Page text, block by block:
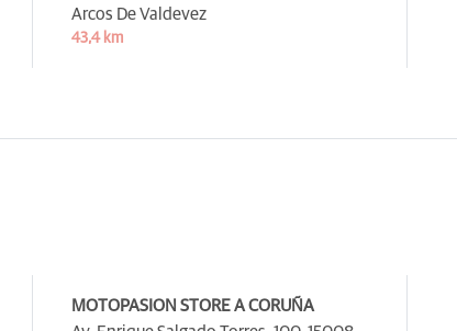
Arcos De Valdevez
43,4 km
MOTOPASION STORE A CORUÑA